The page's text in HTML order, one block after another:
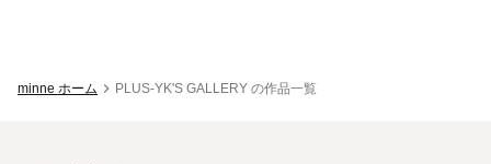
minne ホーム PLUS-YK'S GALLERY の作品一覧